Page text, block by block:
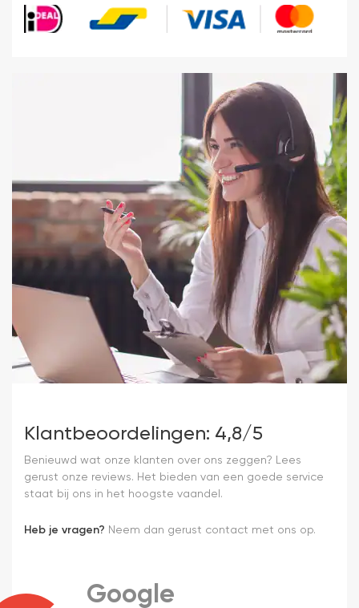
Klantbeoordelingen: 4,8/5
Benieuwd wat onze klanten over ons zeggen? Lees
gerust onze reviews. Het bieden van een goede service
staat bij ons in het hoogste vaandel.
Heb je vragen? Neem dan gerust contact met ons op.
Google